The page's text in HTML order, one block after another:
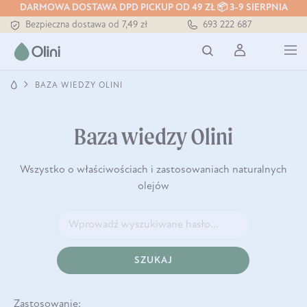
DARMOWA DOSTAWA DPD PICKUP OD 49 ZŁ 📦 3-9 SIERPNIA
Bezpieczna dostawa od 7,49 zł
Darmowa dostawa od 199 zł
Tłoczony zawsze na zimno
693 222 687
BAZA WIEDZY OLINI
Baza wiedzy Olini
Wszystko o właściwościach i zastosowaniach naturalnych
olejów
SZUKAJ
Zastosowanie: